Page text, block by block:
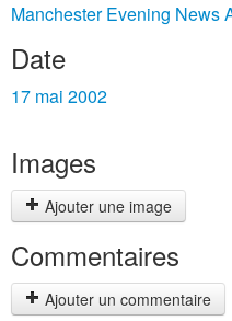
Manchester Evening News
Date
17 mai 2002
Images
Ajouter une image
Commentaires
Ajouter un commentaire